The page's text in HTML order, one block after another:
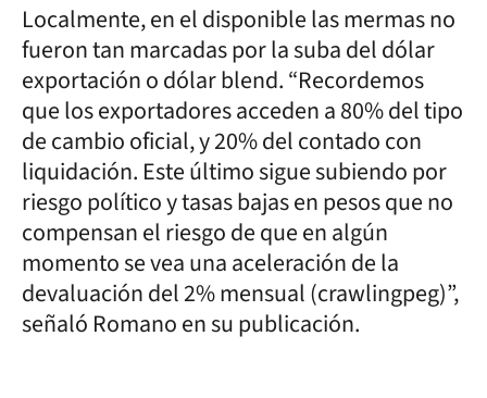
Localmente, en el disponible las mermas no
fueron tan marcadas por la suba del dólar
exportación o dólar blend. “Recordemos
que los exportadores acceden a 80% del tipo
de cambio oficial, y 20% del contado con
liquidación. Este último sigue subiendo por
riesgo político y tasas bajas en pesos que no
compensan el riesgo de que en algún
momento se vea una aceleración de la
devaluación del 2% mensual (crawlingpeg)”,
señaló Romano en su publicación.